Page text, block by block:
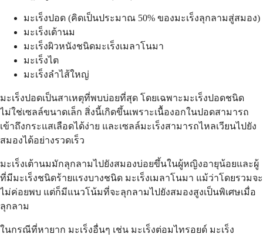
มะเร็งปอด (คิดเป็นประมาณ 50% ของมะเร็งลุกลามสู่สมอง)
มะเร็งเต้านม
มะเร็งผิวหนังชนิดมะเร็งเมลาโนมา
มะเร็งไต
มะเร็งลำไส้ใหญ่
มะเร็งปอดเป็นสาเหตุที่พบบ่อยที่สุด โดยเฉพาะมะเร็งปอดชนิด
ไม่ใช่เซลล์ขนาดเล็ก สิ่งนี้เกิดขึ้นเพราะเนื้องอกในปอดสามารถ
เข้าถึงกระแสเลือดได้ง่าย และเซลล์มะเร็งสามารถไหลเวียนไปยัง
สมองได้อย่างรวดเร็ว
มะเร็งเต้านมมักลุกลามไปยังสมองบ่อยขึ้นในผู้หญิงอายุน้อยและผู้
ที่มีมะเร็งชนิดร้ายแรงบางชนิด มะเร็งเมลาโนมา แม้ว่าโดยรวมจะ
ไม่ค่อยพบ แต่ก็มีแนวโน้มที่จะลุกลามไปยังสมองสูงเป็นพิเศษเมื่อ
ลุกลาม
ในกรณีที่หายาก มะเร็งอื่นๆ เช่น มะเร็งต่อมไทรอยด์ มะเร็ง